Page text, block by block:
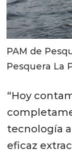
PAM de
Pesquera La
“Hoy
tecnología
eficaz